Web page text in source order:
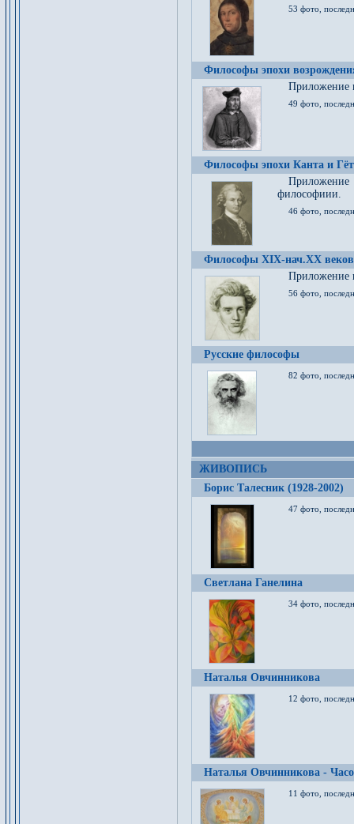
53 фото,
Философы эпохи
Приложение
49 фото,
Философы эпохи Канта и
философиии.
46 фото,
Философы XIX-нач.XX веков
Приложение
56 фото,
Русские философы
82 фото,
ЖИВОПИСЬ
Борис Талесник (1928-2002)
47 фото,
Светлана Ганелина
34 фото,
Наталья Овчинникова
12 фото,
Наталья Овчинникова -
11 фото,